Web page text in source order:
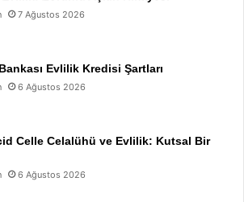
7 Ağustos 2026
Evlilik Kredisi Şartları
6 Ağustos 2026
Celle Celalühü ve Evlilik: Kutsal Bir
6 Ağustos 2026